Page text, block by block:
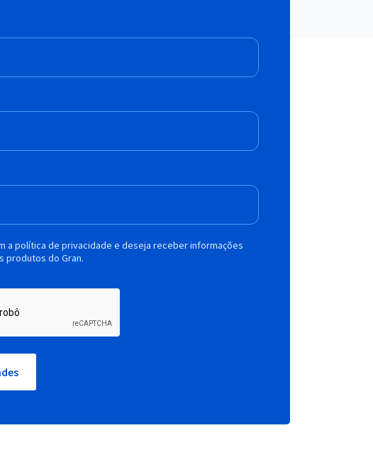
a política de privacidade e deseja receber informações
produtos do Gran.